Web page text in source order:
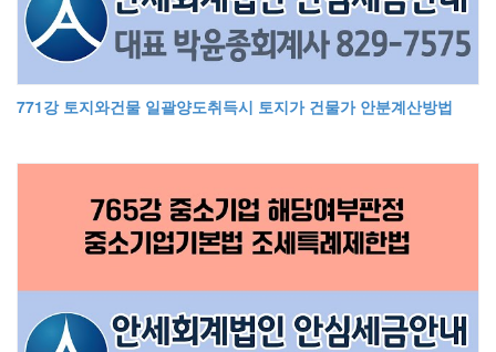
771강 토지와건물 일괄양도취득시 토지가 건물가 안분계산방법